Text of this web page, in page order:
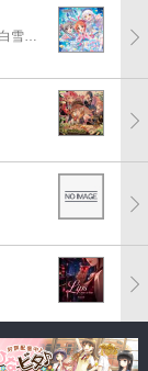
桐生つかさ(CV:河瀬茉希)、木村夏樹(CV:安野希世乃)、白雪千夜(CV:関口理咲)